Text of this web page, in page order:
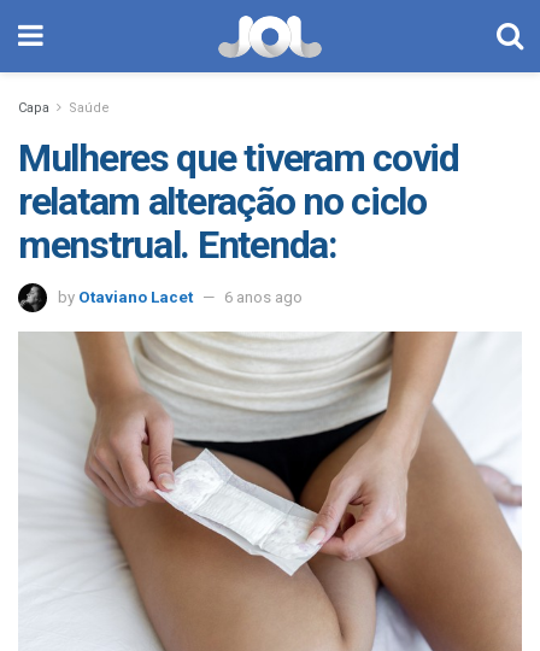
Capa Saúde
Mulheres que tiveram covid
relatam alteração no ciclo
menstrual. Entenda:
by Otaviano Lacet 6 anos ago